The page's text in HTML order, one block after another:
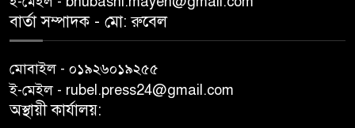
বার্তা সম্পাদক - মো: রু‌বেল
মোবাইল - ০১৯২৬০১৯২৫৫
ই-মেইল - rubel.press24@gmail.com
অস্থায়ী কার্যালয়: